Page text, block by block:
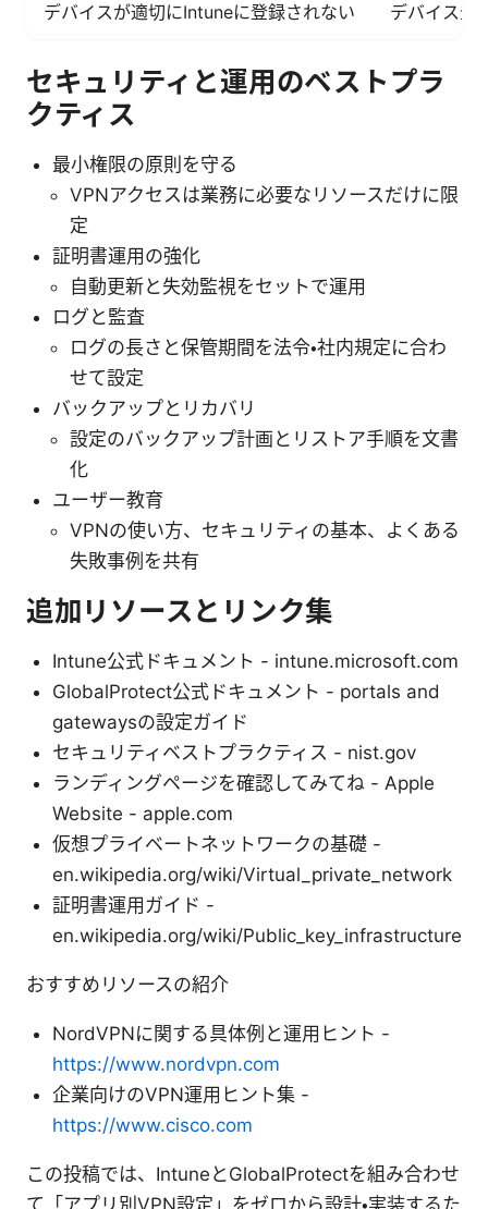
デバイスが適切にIntuneに登録されない デバイス登
セキュリティと運用のベストプラ
クティス
最小権限の原則を守る
VPNアクセスは業務に必要なリソースだけに限
定
証明書運用の強化
自動更新と失効監視をセットで運用
ログと監査
ログの長さと保管期間を法令・社内規定に合わ
せて設定
バックアップとリカバリ
設定のバックアップ計画とリストア手順を文書
化
ユーザー教育
VPNの使い方、セキュリティの基本、よくある
失敗事例を共有
追加リソースとリンク集
Intune公式ドキュメント - intune.microsoft.com
GlobalProtect公式ドキュメント - portals and
gatewaysの設定ガイド
セキュリティベストプラクティス - nist.gov
ランディングページを確認してみてね - Apple
Website - apple.com
仮想プライベートネットワークの基礎 -
en.wikipedia.org/wiki/Virtual_private_network
証明書運用ガイド -
en.wikipedia.org/wiki/Public_key_infrastructure
おすすめリソースの紹介
NordVPNに関する具体例と運用ヒント -
https://www.nordvpn.com
企業向けのVPN運用ヒント集 -
https://www.cisco.com
この投稿では、IntuneとGlobalProtectを組み合わせ
て「アプリ別VPN設定」をゼロから設計・実装するた